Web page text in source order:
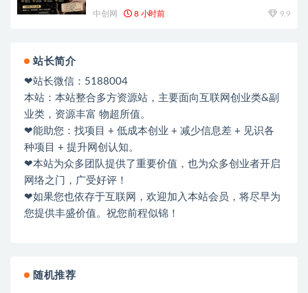
中创网 8 小时前 9.9
站长简介
❤站长微信：5188004
本站：本站整合多方资源站，主要面向互联网创业类&副
业类，资源丰富 物超所值。
❤能助您：找项目 + 低成本创业 + 减少信息差 + 见识各
种项目 + 提升网创认知。
❤本站为众多团队提供了重要价值，也为众多创业者开启
网络之门，广受好评！
❤如果您也依存于互联网，欢迎加入本站会员，将尽早为
您提供丰盛价值。祝您前程似锦！
随机推荐